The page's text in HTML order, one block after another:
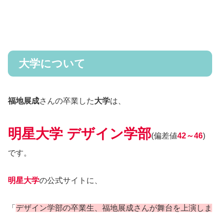
大学について
福地展成さんの卒業した大学は、
明星大学 デザイン学部(偏差値42～46)
です。
明星大学の公式サイトに、
「 デザイン学部の卒業生、福地展成さんが舞台を上演しま